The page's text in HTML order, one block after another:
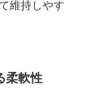
維持しやす
柔軟性